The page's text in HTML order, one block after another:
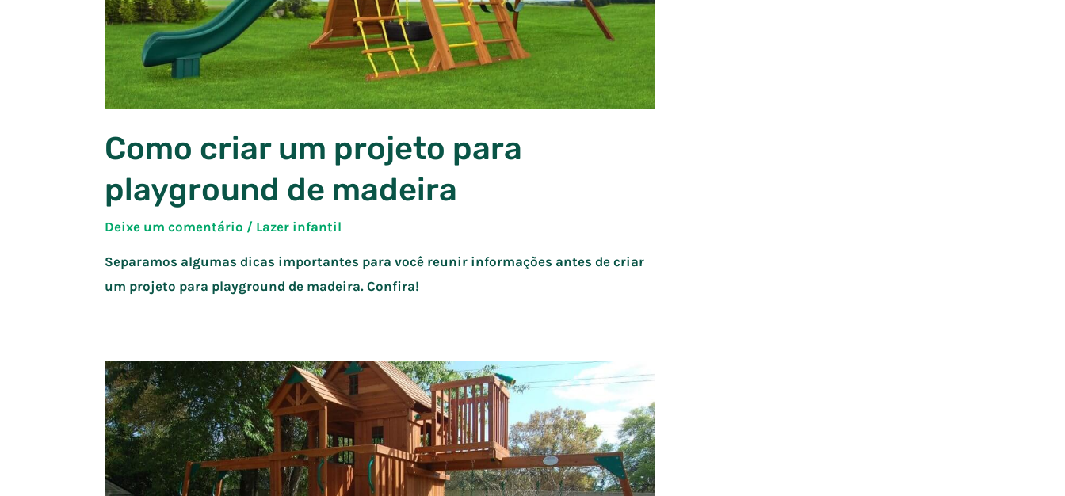
Como criar um projeto para
playground de madeira
Deixe um comentário / Lazer infantil
Separamos algumas dicas importantes para você reunir informações antes de criar
um projeto para playground de madeira. Confira!